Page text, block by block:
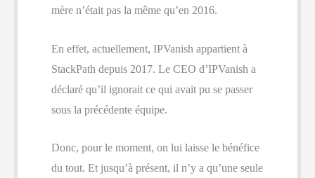
mère n’était pas la même qu’en 2016.
En effet, actuellement, IPVanish appartient à
StackPath depuis 2017. Le CEO d’IPVanish a
déclaré qu’il ignorait ce qui avait pu se passer
sous la précédente équipe.
Donc, pour le moment, on lui laisse le bénéfice
du tout. Et jusqu’à présent, il n’y a qu’une seule